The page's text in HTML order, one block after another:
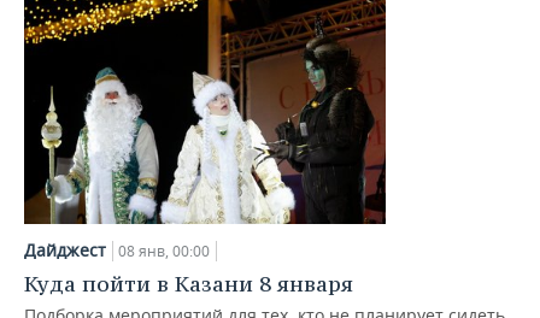
Дайджест 08 янв, 00:00
Куда пойти в Казани 8 января